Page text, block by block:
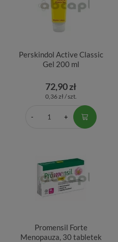
Perskindol Active Classic
Gel 200 ml
72,90 zł
0,36 zł / szt.
Promensil Forte
Menopauza, 30 tabletek